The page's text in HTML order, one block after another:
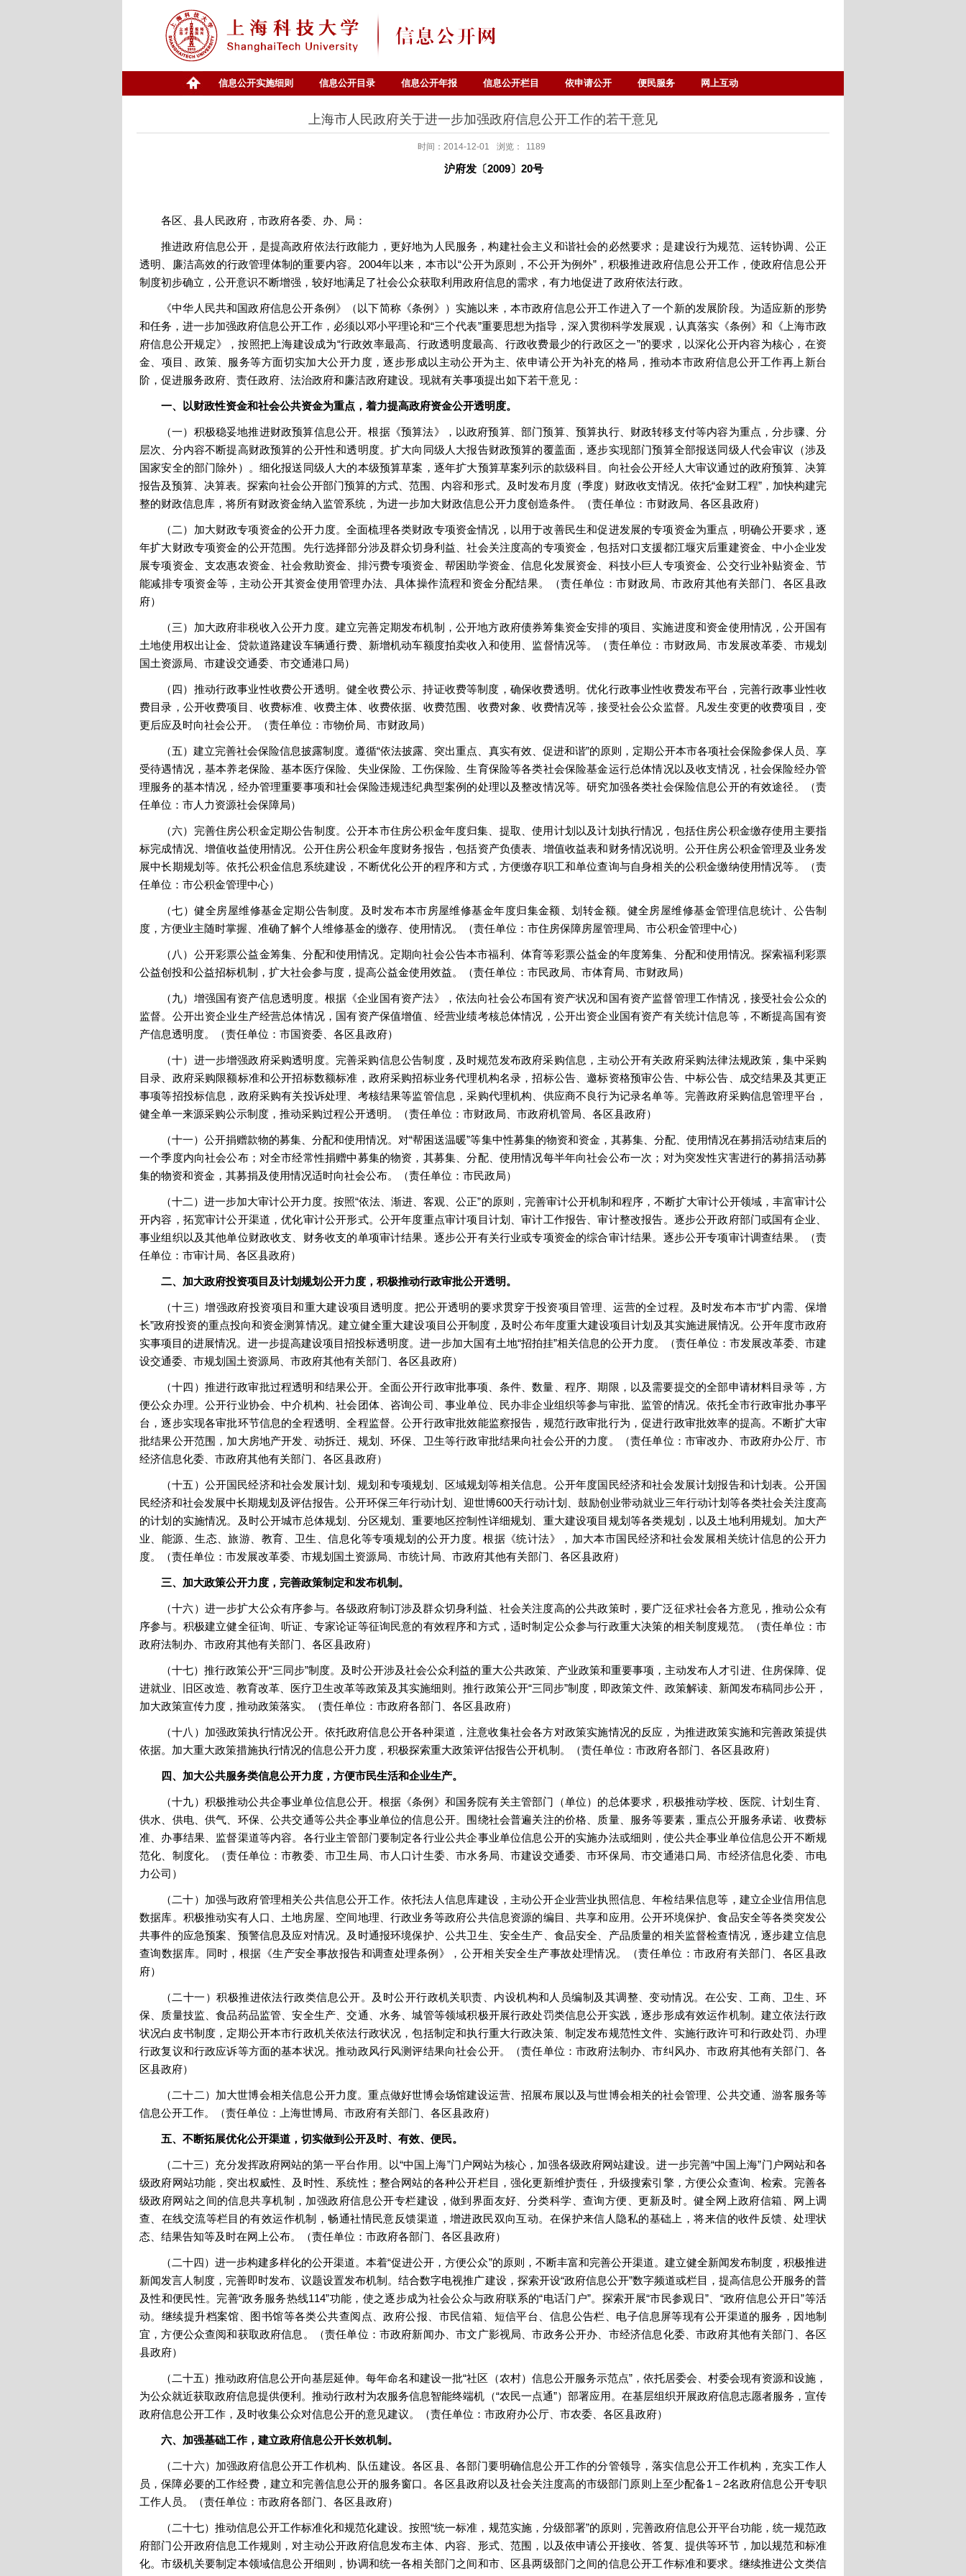
信息公开实施细则 信息公开目录 信息公开年报 信息公开栏目 依申请公开 便民服务 网上互动
上海市人民政府关于进一步加强政府信息公开工作的若干意见
时间：2014-12-01 浏览： 1189
沪府发〔2009〕20号
各区、县人民政府，市政府各委、办、局：
推进政府信息公开，是提高政府依法行政能力，更好地为人民服务，构建社会主义和谐社会的必然要求；是建设行为规范、运转协调、公正
透明、廉洁高效的行政管理体制的重要内容。2004年以来，本市以“公开为原则，不公开为例外”，积极推进政府信息公开工作，使政府信息公开
制度初步确立，公开意识不断增强，较好地满足了社会公众获取利用政府信息的需求，有力地促进了政府依法行政。
《中华人民共和国政府信息公开条例》（以下简称《条例》）实施以来，本市政府信息公开工作进入了一个新的发展阶段。为适应新的形势
和任务，进一步加强政府信息公开工作，必须以邓小平理论和“三个代表”重要思想为指导，深入贯彻科学发展观，认真落实《条例》和《上海市政
府信息公开规定》，按照把上海建设成为“行政效率最高、行政透明度最高、行政收费最少的行政区之一”的要求，以深化公开内容为核心，在资
金、项目、政策、服务等方面切实加大公开力度，逐步形成以主动公开为主、依申请公开为补充的格局，推动本市政府信息公开工作再上新台
阶，促进服务政府、责任政府、法治政府和廉洁政府建设。现就有关事项提出如下若干意见：
一、以财政性资金和社会公共资金为重点，着力提高政府资金公开透明度。
（一）积极稳妥地推进财政预算信息公开。根据《预算法》，以政府预算、部门预算、预算执行、财政转移支付等内容为重点，分步骤、分
层次、分内容不断提高财政预算的公开性和透明度。扩大向同级人大报告财政预算的覆盖面，逐步实现部门预算全部报送同级人代会审议（涉及
国家安全的部门除外）。细化报送同级人大的本级预算草案，逐年扩大预算草案列示的款级科目。向社会公开经人大审议通过的政府预算、决算
报告及预算、决算表。探索向社会公开部门预算的方式、范围、内容和形式。及时发布月度（季度）财政收支情况。依托“金财工程”，加快构建完
整的财政信息库，将所有财政资金纳入监管系统，为进一步加大财政信息公开力度创造条件。（责任单位：市财政局、各区县政府）
（二）加大财政专项资金的公开力度。全面梳理各类财政专项资金情况，以用于改善民生和促进发展的专项资金为重点，明确公开要求，逐
年扩大财政专项资金的公开范围。先行选择部分涉及群众切身利益、社会关注度高的专项资金，包括对口支援都江堰灾后重建资金、中小企业发
展专项资金、支农惠农资金、社会救助资金、排污费专项资金、帮困助学资金、信息化发展资金、科技小巨人专项资金、公交行业补贴资金、节
能减排专项资金等，主动公开其资金使用管理办法、具体操作流程和资金分配结果。（责任单位：市财政局、市政府其他有关部门、各区县政
府）
（三）加大政府非税收入公开力度。建立完善定期发布机制，公开地方政府债券筹集资金安排的项目、实施进度和资金使用情况，公开国有
土地使用权出让金、贷款道路建设车辆通行费、新增机动车额度拍卖收入和使用、监督情况等。（责任单位：市财政局、市发展改革委、市规划
国土资源局、市建设交通委、市交通港口局）
（四）推动行政事业性收费公开透明。健全收费公示、持证收费等制度，确保收费透明。优化行政事业性收费发布平台，完善行政事业性收
费目录，公开收费项目、收费标准、收费主体、收费依据、收费范围、收费对象、收费情况等，接受社会公众监督。凡发生变更的收费项目，变
更后应及时向社会公开。（责任单位：市物价局、市财政局）
（五）建立完善社会保险信息披露制度。遵循“依法披露、突出重点、真实有效、促进和谐”的原则，定期公开本市各项社会保险参保人员、享
受待遇情况，基本养老保险、基本医疗保险、失业保险、工伤保险、生育保险等各类社会保险基金运行总体情况以及收支情况，社会保险经办管
理服务的基本情况，经办管理重要事项和社会保险违规违纪典型案例的处理以及整改情况等。研究加强各类社会保险信息公开的有效途径。（责
任单位：市人力资源社会保障局）
（六）完善住房公积金定期公告制度。公开本市住房公积金年度归集、提取、使用计划以及计划执行情况，包括住房公积金缴存使用主要指
标完成情况、增值收益使用情况。公开住房公积金年度财务报告，包括资产负债表、增值收益表和财务情况说明。公开住房公积金管理及业务发
展中长期规划等。依托公积金信息系统建设，不断优化公开的程序和方式，方便缴存职工和单位查询与自身相关的公积金缴纳使用情况等。（责
任单位：市公积金管理中心）
（七）健全房屋维修基金定期公告制度。及时发布本市房屋维修基金年度归集金额、划转金额。健全房屋维修基金管理信息统计、公告制
度，方便业主随时掌握、准确了解个人维修基金的缴存、使用情况。（责任单位：市住房保障房屋管理局、市公积金管理中心）
（八）公开彩票公益金筹集、分配和使用情况。定期向社会公告本市福利、体育等彩票公益金的年度筹集、分配和使用情况。探索福利彩票
公益创投和公益招标机制，扩大社会参与度，提高公益金使用效益。（责任单位：市民政局、市体育局、市财政局）
（九）增强国有资产信息透明度。根据《企业国有资产法》，依法向社会公布国有资产状况和国有资产监督管理工作情况，接受社会公众的
监督。公开出资企业生产经营总体情况，国有资产保值增值、经营业绩考核总体情况，公开出资企业国有资产有关统计信息等，不断提高国有资
产信息透明度。（责任单位：市国资委、各区县政府）
（十）进一步增强政府采购透明度。完善采购信息公告制度，及时规范发布政府采购信息，主动公开有关政府采购法律法规政策，集中采购
目录、政府采购限额标准和公开招标数额标准，政府采购招标业务代理机构名录，招标公告、邀标资格预审公告、中标公告、成交结果及其更正
事项等招投标信息，政府采购有关投诉处理、考核结果等监管信息，采购代理机构、供应商不良行为记录名单等。完善政府采购信息管理平台，
健全单一来源采购公示制度，推动采购过程公开透明。（责任单位：市财政局、市政府机管局、各区县政府）
（十一）公开捐赠款物的募集、分配和使用情况。对“帮困送温暖”等集中性募集的物资和资金，其募集、分配、使用情况在募捐活动结束后的
一个季度内向社会公布；对全市经常性捐赠中募集的物资，其募集、分配、使用情况每半年向社会公布一次；对为突发性灾害进行的募捐活动募
集的物资和资金，其募捐及使用情况适时向社会公布。（责任单位：市民政局）
（十二）进一步加大审计公开力度。按照“依法、渐进、客观、公正”的原则，完善审计公开机制和程序，不断扩大审计公开领域，丰富审计公
开内容，拓宽审计公开渠道，优化审计公开形式。公开年度重点审计项目计划、审计工作报告、审计整改报告。逐步公开政府部门或国有企业、
事业组织以及其他单位财政收支、财务收支的单项审计结果。逐步公开有关行业或专项资金的综合审计结果。逐步公开专项审计调查结果。（责
任单位：市审计局、各区县政府）
二、加大政府投资项目及计划规划公开力度，积极推动行政审批公开透明。
（十三）增强政府投资项目和重大建设项目透明度。把公开透明的要求贯穿于投资项目管理、运营的全过程。及时发布本市“扩内需、保增
长”政府投资的重点投向和资金测算情况。建立健全重大建设项目公开制度，及时公布年度重大建设项目计划及其实施进展情况。公开年度市政府
实事项目的进展情况。进一步提高建设项目招投标透明度。进一步加大国有土地“招拍挂”相关信息的公开力度。（责任单位：市发展改革委、市建
设交通委、市规划国土资源局、市政府其他有关部门、各区县政府）
（十四）推进行政审批过程透明和结果公开。全面公开行政审批事项、条件、数量、程序、期限，以及需要提交的全部申请材料目录等，方
便公众办理。公开行业协会、中介机构、社会团体、咨询公司、事业单位、民办非企业组织等参与审批、监管的情况。依托全市行政审批办事平
台，逐步实现各审批环节信息的全程透明、全程监督。公开行政审批效能监察报告，规范行政审批行为，促进行政审批效率的提高。不断扩大审
批结果公开范围，加大房地产开发、动拆迁、规划、环保、卫生等行政审批结果向社会公开的力度。（责任单位：市审改办、市政府办公厅、市
经济信息化委、市政府其他有关部门、各区县政府）
（十五）公开国民经济和社会发展计划、规划和专项规划、区域规划等相关信息。公开年度国民经济和社会发展计划报告和计划表。公开国
民经济和社会发展中长期规划及评估报告。公开环保三年行动计划、迎世博600天行动计划、鼓励创业带动就业三年行动计划等各类社会关注度高
的计划的实施情况。及时公开城市总体规划、分区规划、重要地区控制性详细规划、重大建设项目规划等各类规划，以及土地利用规划。加大产
业、能源、生态、旅游、教育、卫生、信息化等专项规划的公开力度。根据《统计法》，加大本市国民经济和社会发展相关统计信息的公开力
度。（责任单位：市发展改革委、市规划国土资源局、市统计局、市政府其他有关部门、各区县政府）
三、加大政策公开力度，完善政策制定和发布机制。
（十六）进一步扩大公众有序参与。各级政府制订涉及群众切身利益、社会关注度高的公共政策时，要广泛征求社会各方意见，推动公众有
序参与。积极建立健全征询、听证、专家论证等征询民意的有效程序和方式，适时制定公众参与行政重大决策的相关制度规范。（责任单位：市
政府法制办、市政府其他有关部门、各区县政府）
（十七）推行政策公开“三同步”制度。及时公开涉及社会公众利益的重大公共政策、产业政策和重要事项，主动发布人才引进、住房保障、促
进就业、旧区改造、教育改革、医疗卫生改革等政策及其实施细则。推行政策公开“三同步”制度，即政策文件、政策解读、新闻发布稿同步公开，
加大政策宣传力度，推动政策落实。（责任单位：市政府各部门、各区县政府）
（十八）加强政策执行情况公开。依托政府信息公开各种渠道，注意收集社会各方对政策实施情况的反应，为推进政策实施和完善政策提供
依据。加大重大政策措施执行情况的信息公开力度，积极探索重大政策评估报告公开机制。（责任单位：市政府各部门、各区县政府）
四、加大公共服务类信息公开力度，方便市民生活和企业生产。
（十九）积极推动公共企事业单位信息公开。根据《条例》和国务院有关主管部门（单位）的总体要求，积极推动学校、医院、计划生育、
供水、供电、供气、环保、公共交通等公共企事业单位的信息公开。围绕社会普遍关注的价格、质量、服务等要素，重点公开服务承诺、收费标
准、办事结果、监督渠道等内容。各行业主管部门要制定各行业公共企事业单位信息公开的实施办法或细则，使公共企事业单位信息公开不断规
范化、制度化。（责任单位：市教委、市卫生局、市人口计生委、市水务局、市建设交通委、市环保局、市交通港口局、市经济信息化委、市电
力公司）
（二十）加强与政府管理相关公共信息公开工作。依托法人信息库建设，主动公开企业营业执照信息、年检结果信息等，建立企业信用信息
数据库。积极推动实有人口、土地房屋、空间地理、行政业务等政府公共信息资源的编目、共享和应用。公开环境保护、食品安全等各类突发公
共事件的应急预案、预警信息及应对情况。及时通报环境保护、公共卫生、安全生产、食品安全、产品质量的相关监督检查情况，逐步建立信息
查询数据库。同时，根据《生产安全事故报告和调查处理条例》，公开相关安全生产事故处理情况。（责任单位：市政府有关部门、各区县政
府）
（二十一）积极推进依法行政类信息公开。及时公开行政机关职责、内设机构和人员编制及其调整、变动情况。在公安、工商、卫生、环
保、质量技监、食品药品监管、安全生产、交通、水务、城管等领域积极开展行政处罚类信息公开实践，逐步形成有效运作机制。建立依法行政
状况白皮书制度，定期公开本市行政机关依法行政状况，包括制定和执行重大行政决策、制定发布规范性文件、实施行政许可和行政处罚、办理
行政复议和行政应诉等方面的基本状况。推动政风行风测评结果向社会公开。（责任单位：市政府法制办、市纠风办、市政府其他有关部门、各
区县政府）
（二十二）加大世博会相关信息公开力度。重点做好世博会场馆建设运营、招展布展以及与世博会相关的社会管理、公共交通、游客服务等
信息公开工作。（责任单位：上海世博局、市政府有关部门、各区县政府）
五、不断拓展优化公开渠道，切实做到公开及时、有效、便民。
（二十三）充分发挥政府网站的第一平台作用。以“中国上海”门户网站为核心，加强各级政府网站建设。进一步完善“中国上海”门户网站和各
级政府网站功能，突出权威性、及时性、系统性；整合网站的各种公开栏目，强化更新维护责任，升级搜索引擎，方便公众查询、检索。完善各
级政府网站之间的信息共享机制，加强政府信息公开专栏建设，做到界面友好、分类科学、查询方便、更新及时。健全网上政府信箱、网上调
查、在线交流等栏目的有效运作机制，畅通社情民意反馈渠道，增进政民双向互动。在保护来信人隐私的基础上，将来信的收件反馈、处理状
态、结果告知等及时在网上公布。（责任单位：市政府各部门、各区县政府）
（二十四）进一步构建多样化的公开渠道。本着“促进公开，方便公众”的原则，不断丰富和完善公开渠道。建立健全新闻发布制度，积极推进
新闻发言人制度，完善即时发布、议题设置发布机制。结合数字电视推广建设，探索开设“政府信息公开”数字频道或栏目，提高信息公开服务的普
及性和便民性。完善“政务服务热线114”功能，使之逐步成为社会公众与政府联系的“电话门户”。探索开展“市民参观日”、“政府信息公开日”等活
动。继续提升档案馆、图书馆等各类公共查阅点、政府公报、市民信箱、短信平台、信息公告栏、电子信息屏等现有公开渠道的服务，因地制
宜，方便公众查阅和获取政府信息。（责任单位：市政府新闻办、市文广影视局、市政务公开办、市经济信息化委、市政府其他有关部门、各区
县政府）
（二十五）推动政府信息公开向基层延伸。每年命名和建设一批“社区（农村）信息公开服务示范点”，依托居委会、村委会现有资源和设施，
为公众就近获取政府信息提供便利。推动行政村为农服务信息智能终端机（“农民一点通”）部署应用。在基层组织开展政府信息志愿者服务，宣传
政府信息公开工作，及时收集公众对信息公开的意见建议。（责任单位：市政府办公厅、市农委、各区县政府）
六、加强基础工作，建立政府信息公开长效机制。
（二十六）加强政府信息公开工作机构、队伍建设。各区县、各部门要明确信息公开工作的分管领导，落实信息公开工作机构，充实工作人
员，保障必要的工作经费，建立和完善信息公开的服务窗口。各区县政府以及社会关注度高的市级部门原则上至少配备1－2名政府信息公开专职
工作人员。（责任单位：市政府各部门、各区县政府）
（二十七）推动信息公开工作标准化和规范化建设。按照“统一标准，规范实施，分级部署”的原则，完善政府信息公开平台功能，统一规范政
府部门公开政府信息工作规则，对主动公开政府信息发布主体、内容、形式、范围，以及依申请公开接收、答复、提供等环节，加以规范和标准
化。市级机关要制定本领域信息公开细则，协调和统一各相关部门之间和市、区县两级部门之间的信息公开工作标准和要求。继续推进公文类信